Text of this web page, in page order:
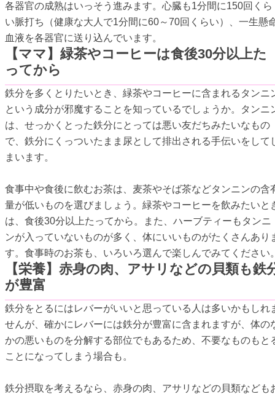
各器官の成熟はいっそう進みます。心臓も1分間に150回くら
い脈打ち（健康な大人で1分間に60～70回くらい）、一生懸
血液を各器官に送り込んでいます。
【ママ】緑茶やコーヒーは食後30分以上た
ってから
鉄分を多くとりたいとき、緑茶やコーヒーに含まれるタンニ
という成分が邪魔することを知っているでしょうか。タンニ
は、せっかくとった鉄分にとっては悪い友だちみたいなもの
で、鉄分にくっついたまま尿として排出される手伝いをして
まいます。
食事中や食後に飲むお茶は、麦茶やそば茶などタンニンの含
量が低いものを選びましょう。緑茶やコーヒーを飲みたいと
は、食後30分以上たってから。また、ハーブティーもタンニ
ンが入っていないものが多く、体にいいものがたくさんあり
す。食事時のお茶も、いろいろ選んで楽しんでみてください
【栄養】赤身の肉、アサリなどの貝類も鉄
が豊富
鉄分をとるにはレバーがいいと思っている人は多いかもしれ
せんが、確かにレバーには鉄分が豊富に含まれますが、体の
かの悪いものを分解する部位でもあるため、不要なものもと
ことになってしまう場合も。
鉄分摂取を考えるなら、赤身の肉、アサリなどの貝類なども